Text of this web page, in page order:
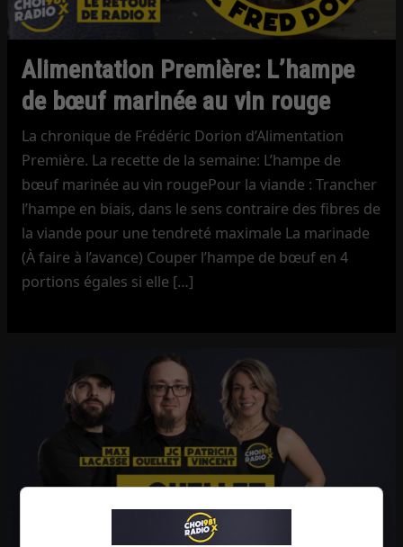
Alimentation Première: L’hampe
de bœuf marinée au vin rouge
La chronique de Frédéric Dorion d’Alimentation
Première. La recette de la semaine: L’hampe de
bœuf marinée au vin rougePour la viande : Trancher
l’hampe en biais, dans le sens contraire des fibres de
la viande pour une tendreté maximale La marinade
(À faire à l’avance) Couper l’hampe de bœuf en 4
portions égales si elle […]